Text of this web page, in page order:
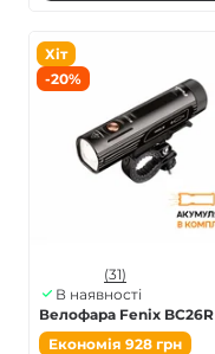
Хіт
-20%
(31)
В наявності
Велофара Fenix BC26R
Економія 928 грн